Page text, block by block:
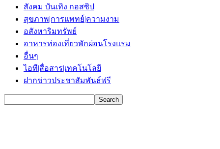
สังคม บันเทิง กอสซิป
สุขภาพ|การแพทย์|ความงาม
อสังหาริมทรัพย์
อาหารท่องเที่ยวพักผ่อนโรงแรม
อื่นๆ
ไอที|สื่อสาร|เทคโนโลยี
ฝากข่าวประชาสัมพันธ์ฟรี